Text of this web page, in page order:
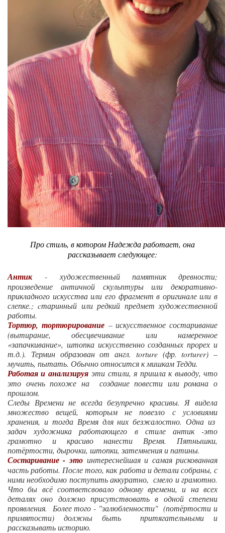
Про стиль, в котором Надежда работает, она
рассказывает следующее:
Антик- художественный памятник древности;
произведение античной скульптуры или декоративно-
прикладного искусства или его фрагмент в оригинале или в
слепке.; cтаринный или редкий предмет художественной
работы.
Тортюр, тортюрирование– искусственное состаривание
(вытирание, обесцвечивание или намеренное
«запачкивание», штопка искусственно созданных прорех и
т.д.). Термин образован от англ. torture (фр. torturer) –
мучить, пытать. Обычно относится к мишкам Тедди.
Работая и анализируяэти стили, я пришла к выводу, что
это очень похоже на создание повести или романа о
прошлом.
Следы Времени не всегда безупречно красивы. Я видела
множество вещей, которым не повезло с условиями
хранения, и тогда Время для них безжалостно. Одна из
задач художника работающего в стиле антик -это
грамотно и красиво нанести Время. Пятнышки,
потёртости, дырочки, штопки, затемнения и патины.
Состаривание - этоинтереснейшая и самая рискованная
часть работы. После того, как работа и детали собраны, с
ними необходимо поступить аккуратно, смело и грамотно.
Что бы всё соответсвовало одному времени, и на всех
деталях оно должно присутствовать в одной степени
проявления. Более того - "залюбленности" (потёртости и
примятости) должны быть притягательными и
рассказывать историю.